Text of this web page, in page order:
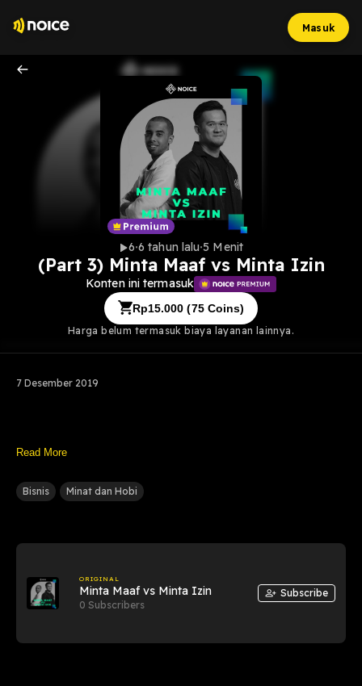
Masuk
6 6 tahun lalu 5 Menit
(Part 3) Minta Maaf vs Minta Izin
Konten ini termasuk
Rp15.000 (75Coins)
Harga belum termasuk biaya layanan lainnya.
7 Desember 2019
Read More
Bisnis Minat dan Hobi
ORIGINAL
Minta Maaf vs Minta Izin
0 Subscribers
Subscribe